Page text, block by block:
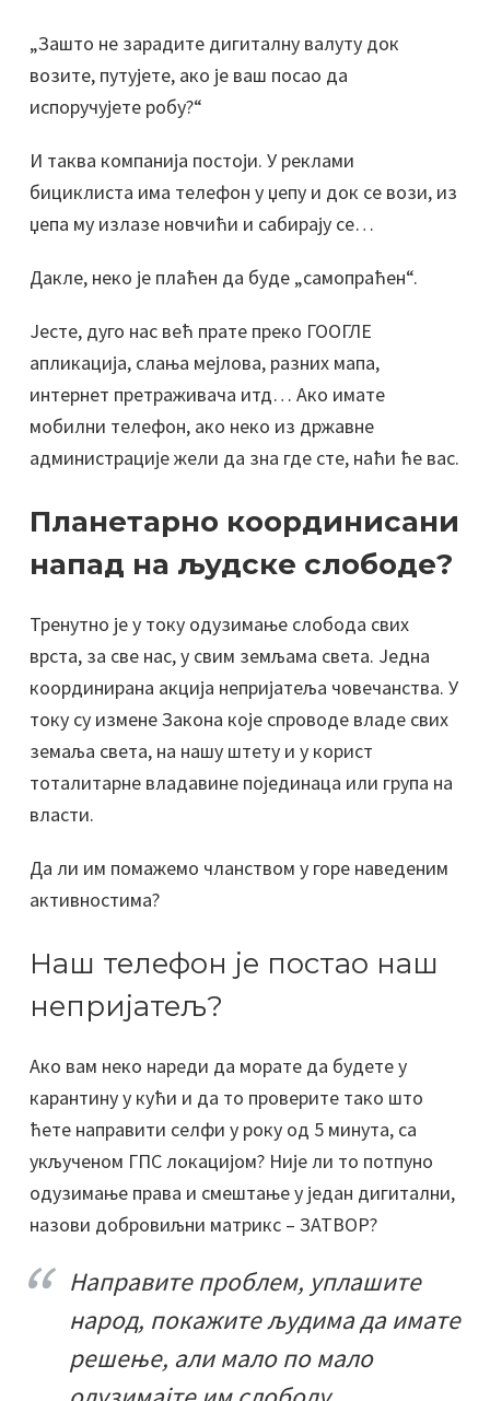
„Зашто не зарадите дигиталну валуту док
возите, путујете, ако је ваш посао да
испоручујете робу?“
И таква компанија постоји. У реклами
бициклиста има телефон у џепу и док се вози, из
џепа му излазе новчићи и сабирају се…
Дакле, неко је плаћен да буде „самопраћен“.
Јесте, дуго нас већ прате преко ГООГЛЕ
апликација, слања мејлова, разних мапа,
интернет претраживача итд… Ако имате
мобилни телефон, ако неко из државне
администрације жели да зна где сте, наћи ће вас.
Планетарно координисани
напад на људске слободе?
Тренутно је у току одузимање слобода свих
врста, за све нас, у свим земљама света. Једна
координирана акција непријатеља човечанства. У
току су измене Закона које спроводе владе свих
земаља света, на нашу штету и у корист
тоталитарне владавине појединаца или група на
власти.
Да ли им помажемо чланством у горе наведеним
активностима?
Наш телефон је постао наш
непријатељ?
Ако вам неко нареди да морате да будете у
карантину у кући и да то проверите тако што
ћете направити селфи у року од 5 минута, са
укљученом ГПС локацијом? Није ли то потпуно
одузимање права и смештање у један дигитални,
назови добровиљни матрикс – ЗАТВОР?
Направите проблем, уплашите
народ, покажите људима да имате
решење, али мало по мало